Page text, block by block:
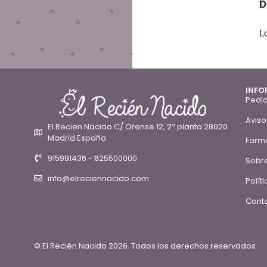
El Recien Nacido C/ Orense 12, 2ª planta 28020
Madrid España
915991436 - 625500000
info@elreciennacido.com
© El Recién Nacido 2026. Todos los derechos reservados